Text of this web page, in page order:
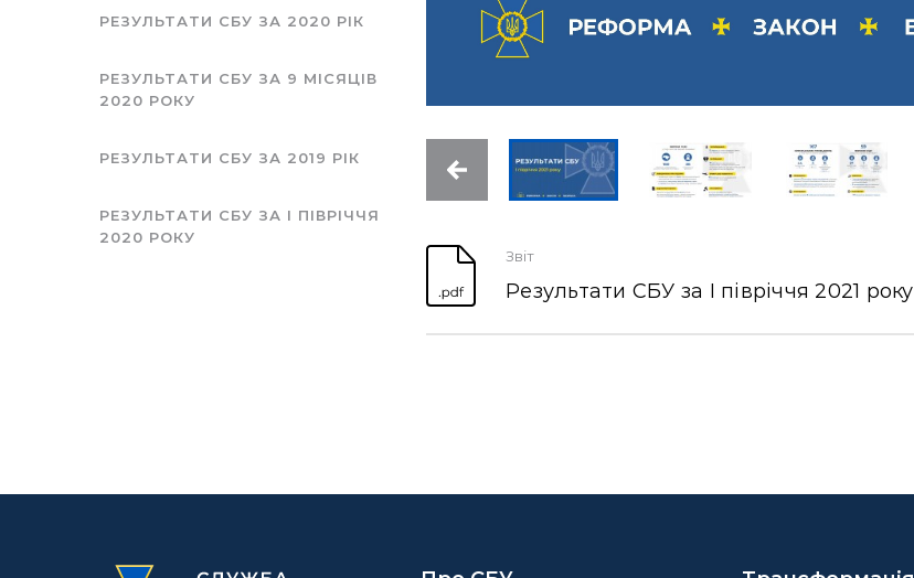
РЕЗУЛЬТАТИ СБУ ЗА 2020 РІК
РЕЗУЛЬТАТИ СБУ ЗА 9 МІСЯЦІВ
2020 РОКУ
РЕЗУЛЬТАТИ СБУ ЗА 2019 РІК
РЕЗУЛЬТАТИ СБУ ЗА I ПІВРІЧЧЯ
2020 РОКУ
Звіт
Результати СБУ за І півріччя 2021 року